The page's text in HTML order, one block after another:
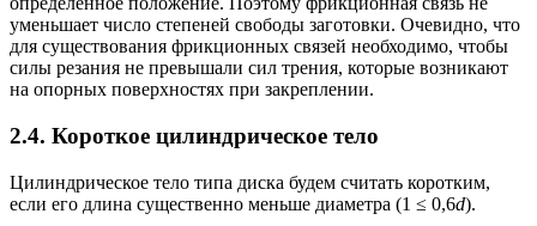
уменьшает число степеней свободы заготовки. Очевидно, что
для существования фрикционных связей необходимо, чтобы
силы резания не превышали сил трения, которые возникают
на опорных поверхностях при закреплении.
2.4. Короткое цилиндрическое тело
Цилиндрическое тело типа диска будем считать коротким,
если его длина существенно меньше диаметра (1 ≤ 0,6d).